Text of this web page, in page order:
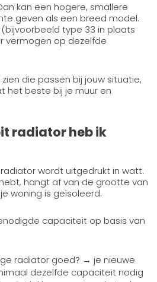
kan een hogere, smallere
geven als een breed model.
type 33 in plaats
vermogen op dezelfde
die passen bij jouw situatie,
het beste bij je muur en
radiator heb ik
wordt uitgedrukt in watt.
hangt af van de grootte van
woning is geïsoleerd.
capaciteit op basis van
radiator goed? → je nieuwe
dezelfde capaciteit nodig